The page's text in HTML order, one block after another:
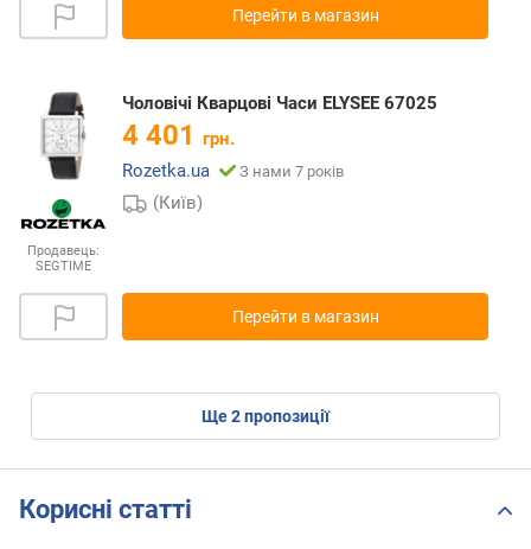
Перейти в магазин
Продавець:
SEGTIME
Чоловічі Кварцові Часи ELYSEE 67025
4 401 грн.
Rozetka.ua
З нами 7 років
(Київ)
Перейти в магазин
ще2пропозиції
Корисні статті